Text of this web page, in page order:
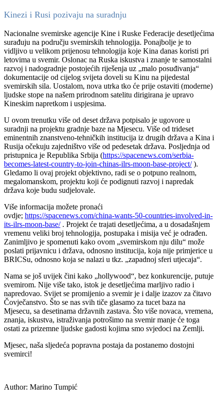
Kinezi i Rusi pozivaju na suradnju
Nacionalne svemirske agencije Kine i Ruske Federacije desetljećima
surađuju na području svemirskih tehnologija. Ponajbolje je to
vidljivo u velikom prijenosu tehnologija koje Kina danas koristi pri
letovima u svemir. Oslonac na Ruska iskustva i znanje te samostalni
razvoj i nadogradnje postojećih riješenja uz „malo posuđivanja“
dokumentacije od cijelog svijeta doveli su Kinu na pijedestal
svemirskih sila. Uostalom, nova utrka tko će prije ostaviti (moderne)
ljudske stope na našem prirodnom satelitu dirigirana je upravo
Kineskim napretkom i uspjesima.
U ovom trenutku više od deset država potpisalo je ugovore u
suradnji na projektu gradnje baze na Mjesecu. Više od trideset
eminentnih znanstveno-tehničkih institucija iz drugih država a Kina i
Rusija očekuju zajedništvo više od pedesetak država. Posljednja od
pristupnica je Republika Srbija (https://spacenews.com/serbia-
becomes-latest-country-to-join-chinas-ilrs-moon-base-project/).
Gledamo li ovaj projekt objektivno, radi se o potpuno realnom,
megalomanskom, projektu koji će podignuti razvoj i napredak
država koje budu sudjelovale.
Više informacija možete pronaći
ovdje; https://spacenews.com/china-wants-50-countries-involved-in-
its-ilrs-moon-base/. Projekt će trajati desetljećima, a u dosadašnjem
vremenu veliki broj tehnologija, postupaka i misija već je odrađen.
Zanimljivo je spomenuti kako ovom „svemirskom nju dilu“ može
poslati prijavnicu i država, odnosno institucija, koja nije primjerice u
BRICSu, odnosno koja se nalazi u tkz. „zapadnoj sferi utjecaja“.
Nama se još uvijek čini kako „hollywood“, bez konkurencije, putuje
svemirom. Nije više tako, istok je desetljećima marljivo radio i
napredovao. Svijet se promijenio a svemir je i dalje izazov za čitavo
Čovječanstvo. Što se nas svih tiče glasamo za tucet baza na
Mjesecu, sa desetinama državnih zastava. Što više novaca, vremena,
znanja, iskustva, istraživanja potrošimo na svemir manje će toga
ostati za prizemne ljudske gadosti kojima smo svjedoci na Zemlji.
Mjesec, naša sljedeća popravna postaja da postanemo dostojni
svemirci!
Author: Marino Tumpić